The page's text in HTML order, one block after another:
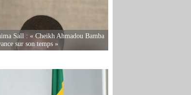
Sall : « Cheikh Ahmadou Bamba
sur son temps »